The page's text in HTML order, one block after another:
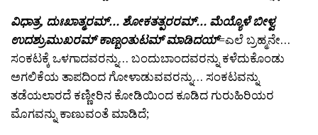
ವಿಧಾತ್ರ, ದುಃಖಾತ್ಮರಮ್… ಶೋಕತತ್ಪರರಮ್… ಮೆಯ್ಯೊಳೆ ಬೀಳ್ವ
ಉದಶ್ರುಮುಖರಮ್ ಕಾಣ್ಬಂತುಟಮ್ ಮಾಡಿದಯ್=ಎಲೆ ಬ್ರಹ್ಮನೇ…
ಸಂಕಟಕ್ಕೆ ಒಳಗಾದವರನ್ನು… ಬಂದುಬಾಂದವರನ್ನು ಕಳೆದುಕೊಂಡು
ಅಗಲಿಕೆಯ ತಾಪದಿಂದ ಗೋಳಾಡುವವರನ್ನು… ಸಂಕಟವನ್ನು
ತಡೆಯಲಾರದೆ ಕಣ್ಣೀರಿನ ಕೋಡಿಯಿಂದ ಕೂಡಿದ ಗುರುಹಿರಿಯರ
ಮೊಗವನ್ನು ಕಾಣುವಂತೆ ಮಾಡಿದೆ;